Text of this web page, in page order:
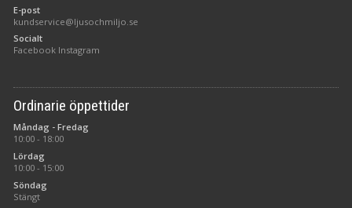
E-post
kundservice@ljusochmiljo.se
Socialt
Facebook Instagram
Ordinarie öppettider
Måndag - Fredag
10:00 - 18:00
Lördag
10:00 - 15:00
Söndag
Stängt